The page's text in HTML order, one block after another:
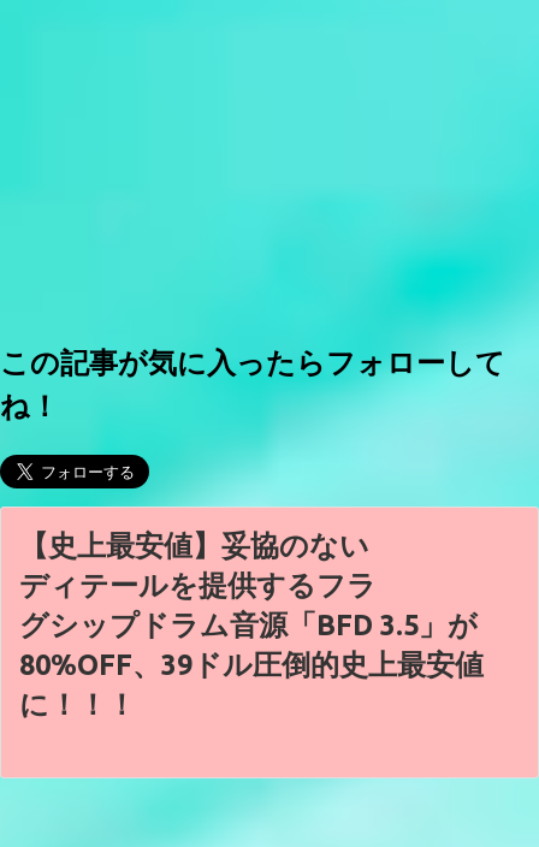
この記事が気に入ったらフォローして
ね！
【史上最安値】妥協のない
ディテールを提供するフラ
グシップドラム音源「BFD 3.5」が
80%OFF、39ドル圧倒的史上最安値
に！！！